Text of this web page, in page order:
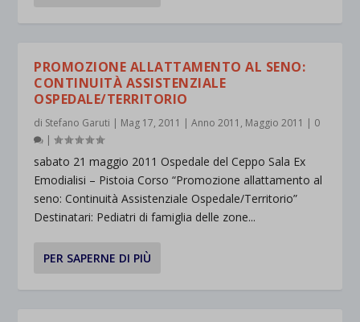
PROMOZIONE ALLATTAMENTO AL SENO:
CONTINUITÀ ASSISTENZIALE
OSPEDALE/TERRITORIO
di Stefano Garuti | Mag 17, 2011 |Anno 2011 , Maggio 2011 | 0
|
sabato 21 maggio 2011 Ospedale del Ceppo Sala Ex
Emodialisi – Pistoia Corso “Promozione allattamento al
seno: Continuità Assistenziale Ospedale/Territorio”
Destinatari: Pediatri di famiglia delle zone...
PER SAPERNE DI PIÙ